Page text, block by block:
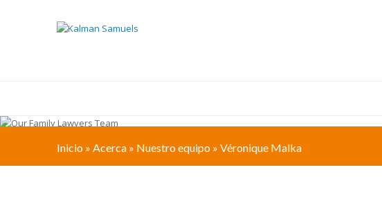
Inicio » Acerca » Nuestro equipo » Véronique Malka